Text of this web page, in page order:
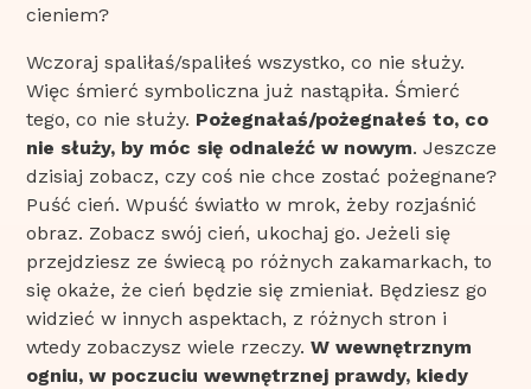
cieniem?
Wczoraj spaliłaś/spaliłeś wszystko, co nie służy.
Więc śmierć symboliczna już nastąpiła. Śmierć
tego, co nie służy. Pożegnałaś/pożegnałeś to, co
nie służy, by móc się odnaleźć w nowym. Jeszcze
dzisiaj zobacz, czy coś nie chce zostać pożegnane?
Puść cień. Wpuść światło w mrok, żeby rozjaśnić
obraz. Zobacz swój cień, ukochaj go. Jeżeli się
przejdziesz ze świecą po różnych zakamarkach, to
się okaże, że cień będzie się zmieniał. Będziesz go
widzieć w innych aspektach, z różnych stron i
wtedy zobaczysz wiele rzeczy.W wewnętrznym
ogniu, w poczuciu wewnętrznej prawdy, kiedy